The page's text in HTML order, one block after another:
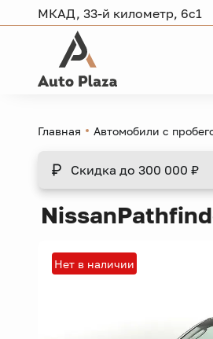
МКАД, 33-й километр, 6с1
Главная Автомобили с
Скидка до 300 000 ₽
Nissan
Нет в наличии